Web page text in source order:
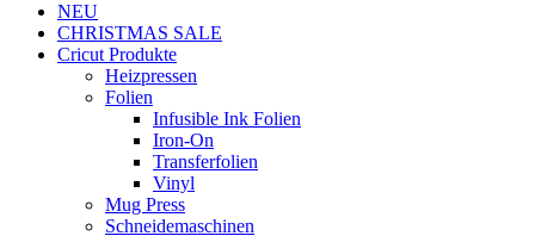
NEU
CHRISTMAS SALE
Cricut Produkte
Heizpressen
Folien
Infusible Ink Folien
Iron-On
Transferfolien
Vinyl
Mug Press
Schneidemaschinen